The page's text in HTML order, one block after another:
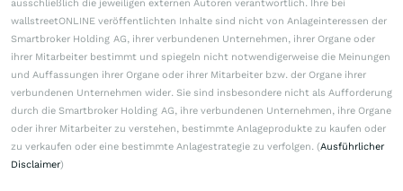
ausschließlich die jeweiligen externen Autoren verantwortlich. Ihre bei
wallstreetONLINE veröffentlichten Inhalte sind nicht von Anlageinteressen der
Smartbroker Holding AG, ihrer verbundenen Unternehmen, ihrer Organe oder
ihrer Mitarbeiter bestimmt und spiegeln nicht notwendigerweise die Meinungen
und Auffassungen ihrer Organe oder ihrer Mitarbeiter bzw. der Organe ihrer
verbundenen Unternehmen wider. Sie sind insbesondere nicht als Aufforderung
durch die Smartbroker Holding AG, ihre verbundenen Unternehmen, ihre Organe
oder ihrer Mitarbeiter zu verstehen, bestimmte Anlageprodukte zu kaufen oder
zu verkaufen oder eine bestimmte Anlagestrategie zu verfolgen. (Ausführlicher
Disclaimer)